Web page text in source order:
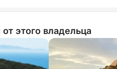
этого владельца